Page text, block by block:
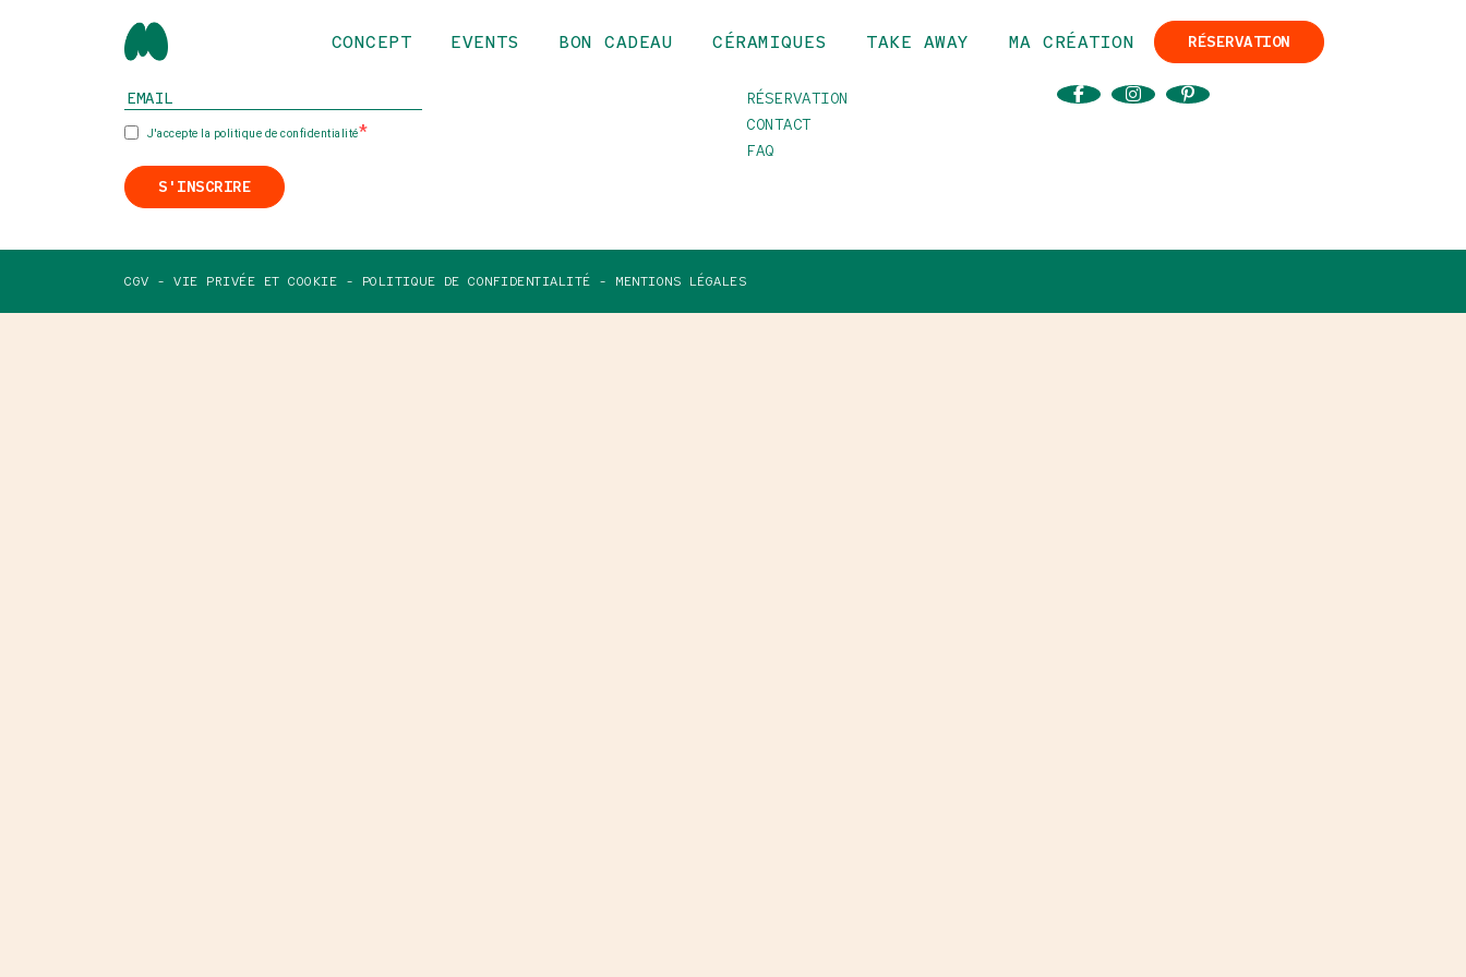
CONCEPT EVENTS BON CADEAU CÉRAMIQUES TAKE AWAY MA CRÉATION RÉSERVATION
INSCRIVEZ-VOUS À NOTRE NEWSLETTER
J'accepte la politique de confidentialité
S'INSCRIRE
INFOS
RÉSERVATION
CONTACT
FAQ
SUIVEZ-NOUS
CGV - VIE PRIVÉE ET COOKIE - POLITIQUE DE CONFIDENTIALITÉ - MENTIONS LÉGALES